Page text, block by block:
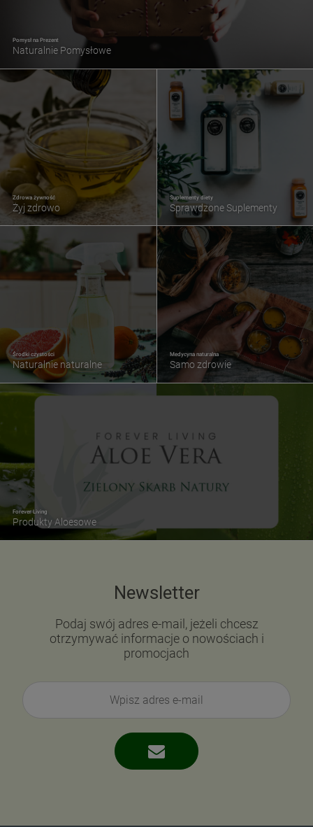
Pomysł na Prezent
Naturalnie Pomysłowe
Zdrowa żywność
Żyj zdrowo
Suplementy diety
Sprawdzone Suplementy
Forever Living
Produkty Aloesowe
Środki czystości
Naturalnie naturalne
Medycyna naturalna
Samo zdrowie
Newsletter
Podaj swój adres e-mail, jeżeli chcesz
otrzymywać informacje o nowościach i
promocjach